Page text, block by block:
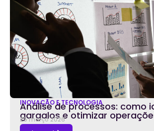
INOVAÇÃO E TECNOLOGIA
Análise de processos: como
gargalos e otimizar
25 março 2026